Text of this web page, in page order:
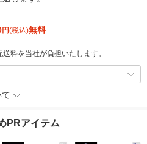
円(税込)無料
料を当社が負担いたします。
PRアイテム